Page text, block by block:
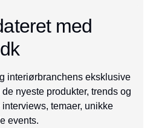
med
interiørbranchens eksklusive
nyeste produkter, trends og
temaer, unikke
events.